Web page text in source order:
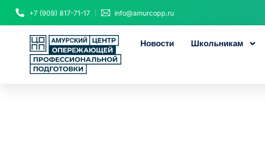
+7 (909) 817-71-17 info@amurcopp.ru
Новости Школьникам